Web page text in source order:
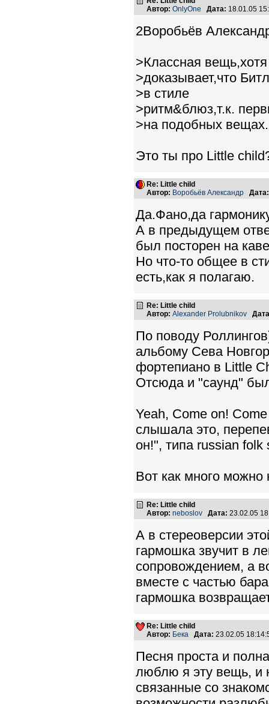
Автор: OnlyOne Дата: 18.01.05
2Воробьёв
>Классная
>доказывает,что
>в стиле
>ритм&блюз,т.к.
>на подобных вещах.
Это ты про Little
Re: Little child
Автор: Воробьёв Александр Дата:
Да.Фано,да
А в предыдущем
был посторен на
Но что-то общее в
есть,как я полагаю.
Re: Little child
Автор: Alexander Prolubnikov
По поводу
альбому Сева
фортепиано в Little
Отсюда и "саунд"
Yeah, Сome on!
слышала это,
он!", типа russian folk
Вот как много можно
Re: Little child
Автор: neboslov Дата: 23.02.05
А в стереоверсии
гармошка звучит в
сопровождением, а
вместе с частью
гармошка
Re: Little child
Автор: Бека Дата: 23.02.05
Песня проста и
люблю я эту вещь, и
связанные со